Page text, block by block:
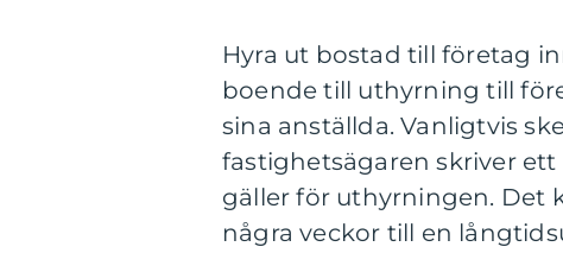
Hyra ut bostad till företag
boende till uthyrning till
sina anställda. Vanligtvis
fastighetsägaren skriver
gäller för uthyrningen. Det
några veckor till en